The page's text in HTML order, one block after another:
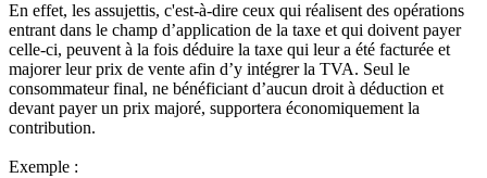
En effet, les assujettis, c'est-à-dire ceux qui réalisent des opérations
entrant dans le champ d’application de la taxe et qui doivent payer
celle-ci, peuvent à la fois déduire la taxe qui leur a été facturée et
majorer leur prix de vente afin d’y intégrer la TVA. Seul le
consommateur final, ne bénéficiant d’aucun droit à déduction et
devant payer un prix majoré, supportera économiquement la
contribution.
Exemple :